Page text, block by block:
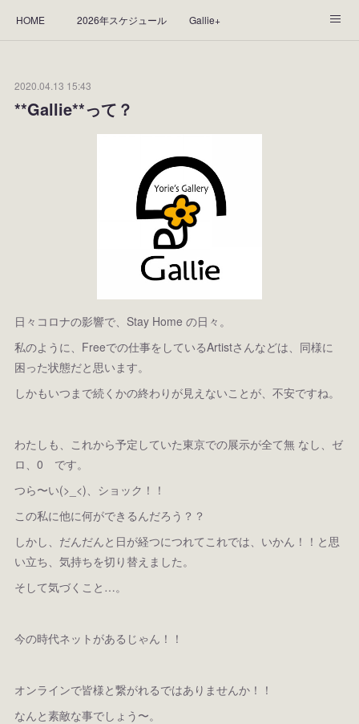
HOME 2026年スケジュール Gallie+
“Kasane Style Art”って？ Yorie's Tapestry Yorie's Goods
作品のレンタルについて 2025年足跡
2023*足跡 2022年の足あと
2020年あしあと
2020.04.13 15:43
**Gallie**って？
日々コロナの影響で、Stay Home の日々。
私のように、Freeでの仕事をしているArtistさんなどは、同様に
困った状態だと思います。
しかもいつまで続くかの終わりが見えないことが、不安ですね。
わたしも、これから予定していた東京での展示が全て無 なし、ゼ
ロ、0 です。
つら〜い(>_<)、ショック！！
この私に他に何ができるんだろう？？
しかし、だんだんと日が経つにつれてこれでは、いかん！！と思
い立ち、気持ちを切り替えました。
そして気づくこと…。
今の時代ネットがあるじゃん！！
オンラインで皆様と繋がれるではありませんか！！
なんと素敵な事でしょう〜。